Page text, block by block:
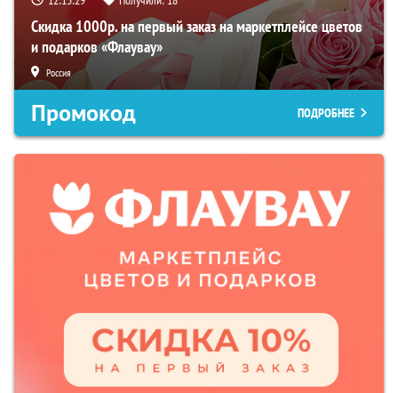
Скидка 1000р. на первый заказ на маркетплейсе цветов
и подарков «Флаувау»
Россия
Промокод ПОДРОБНЕЕ